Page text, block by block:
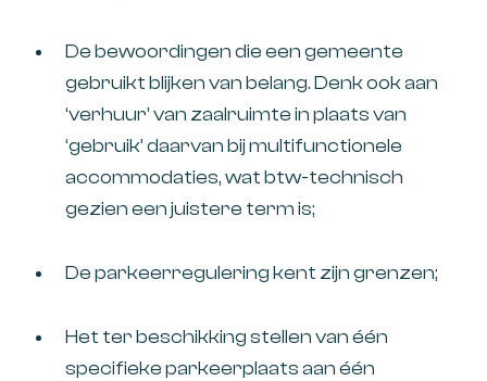
De bewoordingen die een gemeente
gebruikt blijken van belang. Denk ook aan
‘verhuur’ van zaalruimte in plaats van
‘gebruik’ daarvan bij multifunctionele
accommodaties, wat btw-technisch
gezien een juistere term is;
De parkeerregulering kent zijn grenzen;
Het ter beschikking stellen van één
specifieke parkeerplaats aan één